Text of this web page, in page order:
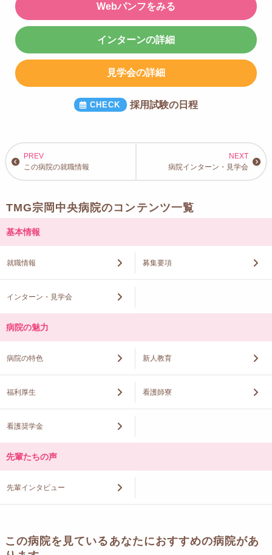
Webパンフをみる
インターンの詳細
見学会の詳細
採用試験の日程
この病院の就職情報 病院インターン・見学会
TMG宗岡中央病院のコンテンツ一覧
基本情報
就職情報 募集要項
インターン・見学会
病院の魅力
病院の特色 新人教育
福利厚生 看護師寮
看護奨学金
先輩たちの声
先輩インタビュー
この病院を見ているあなたにおすすめの病院があ